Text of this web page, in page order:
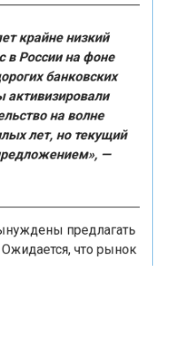
крайне низкий
в России на фоне
банковских
активизировали
на волне
лет, но текущий
—
предлагать
что рынок